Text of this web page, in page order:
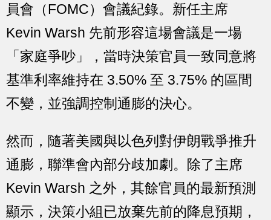
員會（FOMC）會議紀錄。新任主席
Kevin Warsh 先前形容這場會議是一場
「家庭爭吵」，當時決策官員一致同意將
基準利率維持在 3.50% 至 3.75% 的區間
不變，並強調控制通膨的決心。
然而，隨著美國與以色列對伊朗戰爭推升
通膨，聯準會內部分歧加劇。除了主席
Kevin Warsh 之外，其餘官員的最新預測
顯示，決策小組已放棄先前的降息預期，